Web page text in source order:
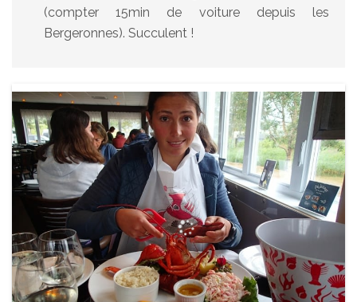
(compter 15min de voiture depuis les
Bergeronnes). Succulent !